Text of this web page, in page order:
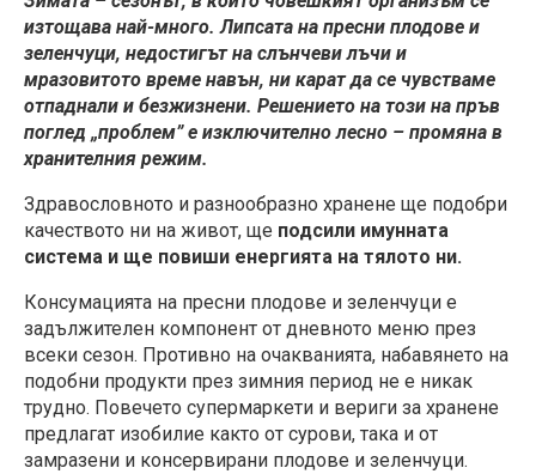
изтощава най-много. Липсата на пресни плодове и
зеленчуци, недостигът на слънчеви лъчи и
мразовитото време навън, ни карат да се чувстваме
отпаднали и безжизнени. Решението на този на пръв
поглед „проблем” е изключително лесно – промяна в
хранителния режим.
Здравословното и разнообразно хранене ще подобри
качеството ни на живот, ще подсили имунната
система и ще повиши енергията на тялото ни.
Консумацията на пресни плодове и зеленчуци е
задължителен компонент от дневното меню през
всеки сезон. Противно на очакванията, набавянето на
подобни продукти през зимния период не е никак
трудно. Повечето супермаркети и вериги за хранене
предлагат изобилие както от сурови, така и от
замразени и консервирани плодове и зеленчуци.